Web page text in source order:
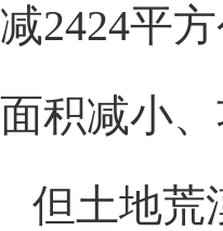
减2424平
面积减小
但土地荒